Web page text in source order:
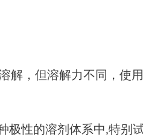
解，但溶解力不同，使
性的溶剂体系中,特别